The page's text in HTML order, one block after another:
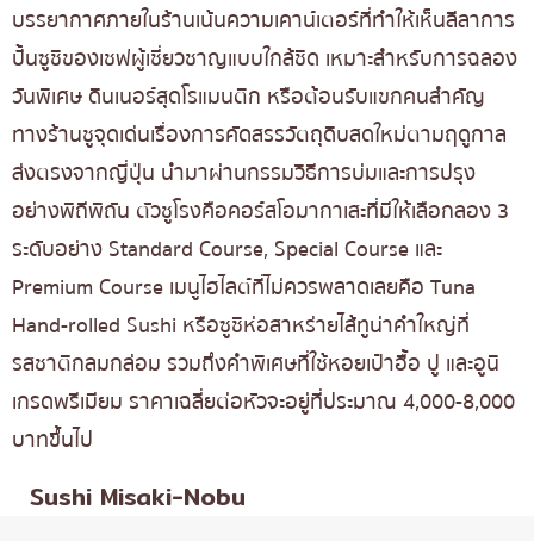
บรรยากาศภายในร้านเน้นความเคาน์เตอร์ที่ทำให้เห็นลีลาการ
ปั้นซูชิของเชฟผู้เชี่ยวชาญแบบใกล้ชิด เหมาะสำหรับการฉลอง
วันพิเศษ ดินเนอร์สุดโรแมนติก หรือต้อนรับแขกคนสำคัญ
ทางร้านชูจุดเด่นเรื่องการคัดสรรวัตถุดิบสดใหม่ตามฤดูกาล
ส่งตรงจากญี่ปุ่น นำมาผ่านกรรมวิธีการบ่มและการปรุง
อย่างพิถีพิถัน ตัวชูโรงคือคอร์สโอมากาเสะที่มีให้เลือกลอง 3
ระดับอย่าง Standard Course, Special Course และ
Premium Course เมนูไฮไลต์ที่ไม่ควรพลาดเลยคือ Tuna
Hand-rolled Sushi หรือซูชิห่อสาหร่ายไส้ทูน่าคำใหญ่ที่
รสชาติกลมกล่อม รวมถึงคำพิเศษที่ใช้หอยเป๋าฮื้อ ปู และอูนิ
เกรดพรีเมียม ราคาเฉลี่ยต่อหัวจะอยู่ที่ประมาณ 4,000-8,000
บาทขึ้นไป
Sushi Misaki-Nobu